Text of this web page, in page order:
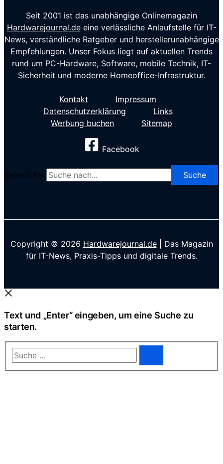
Seit 2001 ist das unabhängige Onlinemagazin
Hardwarejournal.deeine verlässliche Anlaufstelle für IT-
News, verständliche Ratgeber und herstellerunabhängige
Empfehlungen. Unser Fokus liegt auf aktuellen Trends
rund um PC-Hardware, Software, mobile Technik, IT-
Sicherheit und moderne Homeoffice-Infrastruktur.
Kontakt
Impressum
Datenschutzerklärung
Links
Werbung buchen
Sitemap
Facebook
Search for:
Copyright © 2026 Hardwarejournal.de| Das Magazin
für IT-News, Praxis-Tipps und digitale Trends.
Text und „Enter“ eingeben, um eine Suche zu
starten.
Suche
…